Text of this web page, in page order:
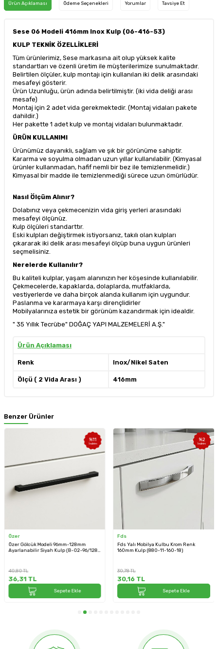
Ürün Açıklaması Ödeme Seçenekleri Yorumlar Tavsiye Et
Sese 06 Modeli 416mm Inox Kulp (06-416-53)
KULP TEKNİK ÖZELLİKLERİ
Tüm ürünlerimiz, Sese markasına ait olup yüksek kalite
standartları ve özenli üretim ile müşterilerimize sunulmaktadır.
Belirtilen ölçüler, kulp montajı için kullanılan iki delik arasındaki
mesafeyi gösterir.
Ürün Uzunluğu, ürün adında belirtilmiştir. (iki vida deliği arası
mesafe)
Montaj için 2 adet vida gerekmektedir. (Montaj vidaları pakete
dahildir.)
Her pakette 1 adet kulp ve montaj vidaları bulunmaktadır.
ÜRÜN KULLANIMI
Ürünümüz dayanıklı, sağlam ve şık bir görünüme sahiptir.
Kararma ve soyulma olmadan uzun yıllar kullanılabilir. (Kimyasal
ürünler kullanmadan, hafif nemli bir bez ile temizlenmelidir.)
Kimyasal bir madde ile temizlenmediği sürece uzun ömürlüdür.
Nasıl Ölçüm Alınır?
Dolabınız veya çekmecenizin vida giriş yerleri arasındaki
mesafeyi ölçünüz.
Kulp ölçüleri standarttır.
Eski kulpları değiştirmek istiyorsanız, takılı olan kulpları
çıkararak iki delik arası mesafeyi ölçüp buna uygun ürünleri
seçmelisiniz.
Nerelerde Kullanılır?
Bu kaliteli kulplar, yaşam alanınızın her köşesinde kullanılabilir.
Çekmecelerde, kapaklarda, dolaplarda, mutfaklarda,
vestiyerlerde ve daha birçok alanda kullanım için uygundur.
Paslanma ve kararmaya karşı dirençlidirler
Mobilyalarınıza estetik bir görünüm kazandırmak için idealdir.
" 35 Yıllık Tecrübe" DOĞAÇ YAPI MALZEMELERİ A.Ş."
Ürün Açıklaması
Renk Inox/Nikel Saten
Ölçü ( 2 Vida Arası ) 416mm
Benzer Ürünler
%11
İndirim
Özer
Özer Gölcük Modeli 96mm-128mm
Ayarlanabilir Siyah Kulp (B-02-96/128-
40,80TL
36,31TL
Sepete Ekle
%2
İndirim
Fds
Fds Yalı Mobilya Kulbu Krom Renk
160mm Kulp (880-11-160-18)
30,78TL
30,16TL
Sepete Ekle